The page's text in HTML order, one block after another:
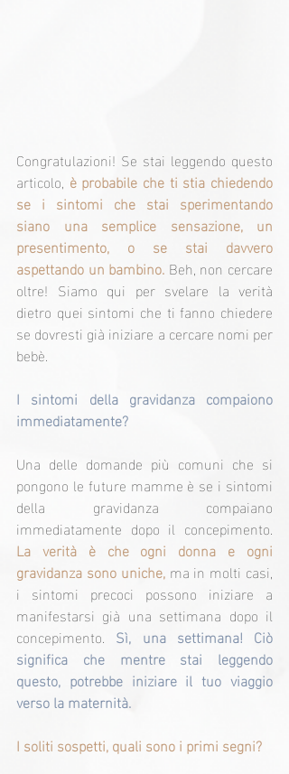
Congratulazioni! Se stai leggendo questo
articolo, è probabile che ti stia chiedendo
se i sintomi che stai sperimentando
siano una semplice sensazione, un
presentimento, o se stai davvero
aspettando un bambino. Beh, non cercare
oltre! Siamo qui per svelare la verità
dietro quei sintomi che ti fanno chiedere
se dovresti già iniziare a cercare nomi per
bebè.
I sintomi della gravidanza compaiono
immediatamente?
Una delle domande più comuni che si
pongono le future mamme è se i sintomi
della gravidanza compaiano
La verità è che ogni donna e ogni
gravidanza sono uniche, ma in molti casi,
i sintomi precoci possono iniziare a
manifestarsi già una settimana dopo il
concepimento. Sì, una settimana! Ciò
significa che mentre stai leggendo
questo, potrebbe iniziare il tuo viaggio
verso la maternità.
I soliti sospetti, quali sono i primi segni?